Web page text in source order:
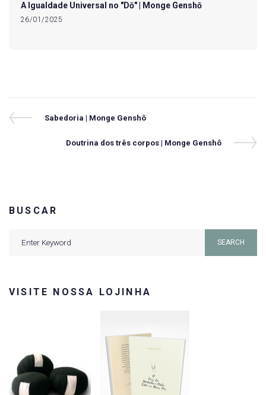
A Igualdade Universal no "Dō" | Monge Genshō
26/01/2025
Navegação
Previous
Sabedoria | Monge Genshô
Next
Doutrina dos três corpos | Monge Genshô
BUSCAR
SEARCH
VISITE NOSSA LOJINHA